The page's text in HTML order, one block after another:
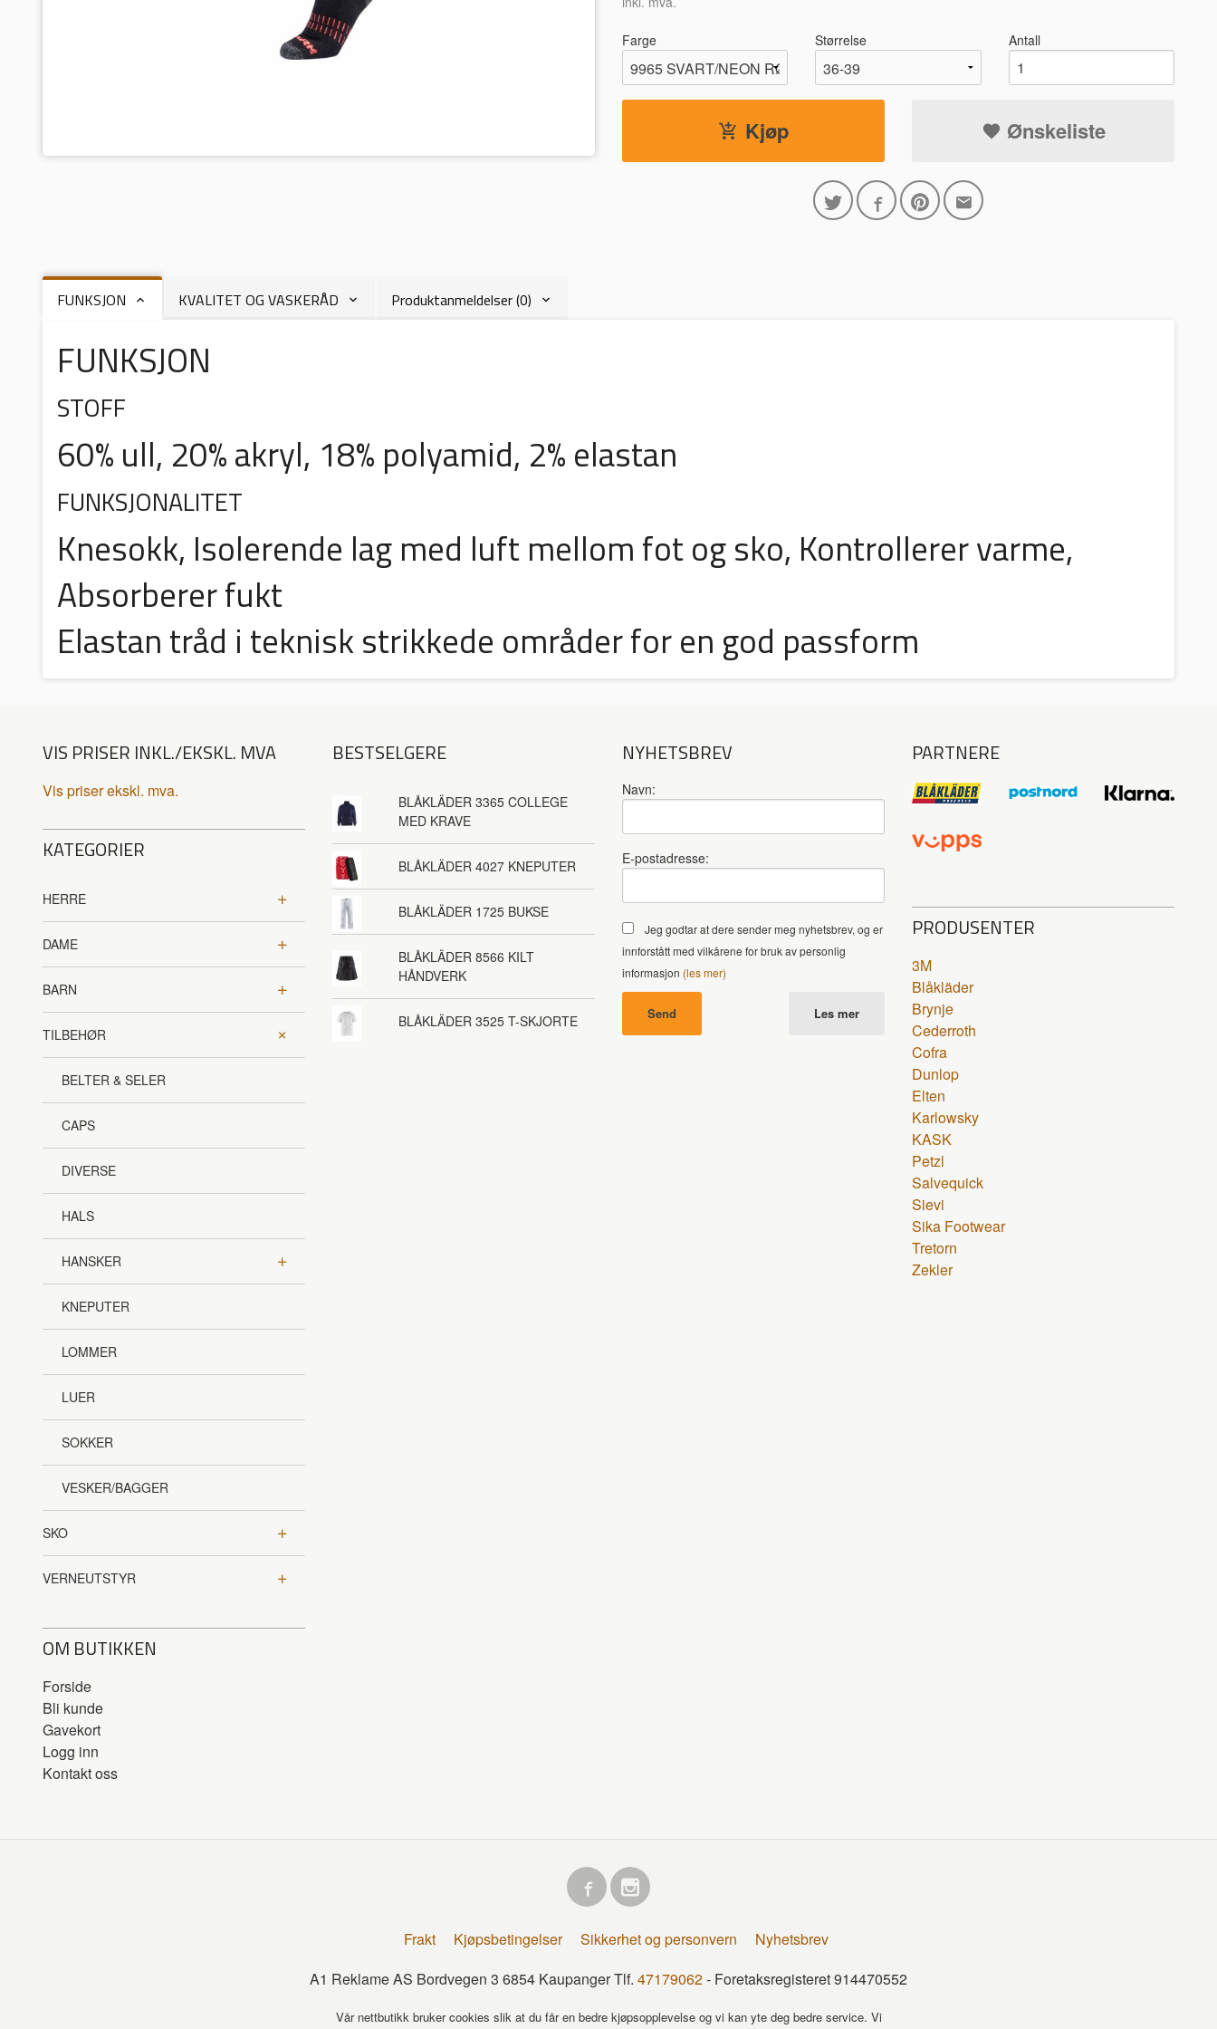
Farge Størrelse Antall
Kjøp Ønskeliste
FUNKSJON KVALITET OG VASKERÅD Produktanmeldelser (0)
FUNKSJON
STOFF
60% ull, 20% akryl, 18% polyamid, 2% elastan
FUNKSJONALITET
Knesokk, Isolerende lag med luft mellom fot og sko, Kontrollerer varme,
Absorberer fukt
Elastan tråd i teknisk strikkede områder for en god passform
VIS PRISER INKL./EKSKL. MVA
Vis priser ekskl. mva.
KATEGORIER
HERRE
DAME
BARN
TILBEHØR
BELTER & SELER
CAPS
DIVERSE
HALS
HANSKER
KNEPUTER
LOMMER
LUER
SOKKER
VESKER/BAGGER
SKO
VERNEUTSTYR
OM BUTIKKEN
Forside
Bli kunde
Gavekort
Logg inn
Kontakt oss
BESTSELGERE
BLÅKLÄDER 3365 COLLEGE
MED KRAVE
BLÅKLÄDER 4027 KNEPUTER
BLÅKLÄDER 1725 BUKSE
BLÅKLÄDER 8566 KILT
HÅNDVERK
BLÅKLÄDER 3525 T-SKJORTE
NYHETSBREV
Navn:
E-postadresse:
Jeg godtar at dere sender meg nyhetsbrev, og er
innforstått med vilkårene for bruk av personlig
informasjon (les mer)
Les mer
PARTNERE
PRODUSENTER
3M
Blåkläder
Brynje
Cederroth
Cofra
Dunlop
Elten
Karlowsky
KASK
Petzl
Salvequick
Sievi
Sika Footwear
Tretorn
Zekler
Frakt Kjøpsbetingelser Sikkerhet og personvern
Nyhetsbrev
A1 Reklame AS Bordvegen 3 6854 Kaupanger Tlf. 47179062- Foretaksregisteret 914470552
Vår nettbutikk bruker cookies slik at du får en bedre kjøpsopplevelse og vi kan yte deg bedre service. Vi